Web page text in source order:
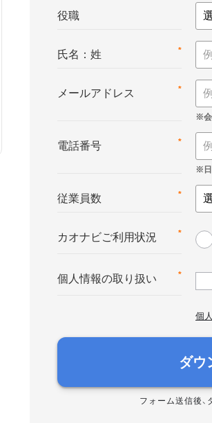
役職
*
氏名：姓
*
メールアドレス
*
電話番号
*
従業員数
*
カオナビご利用状況
*
個人情報の取り扱い
個
ダウ
フォーム送信後